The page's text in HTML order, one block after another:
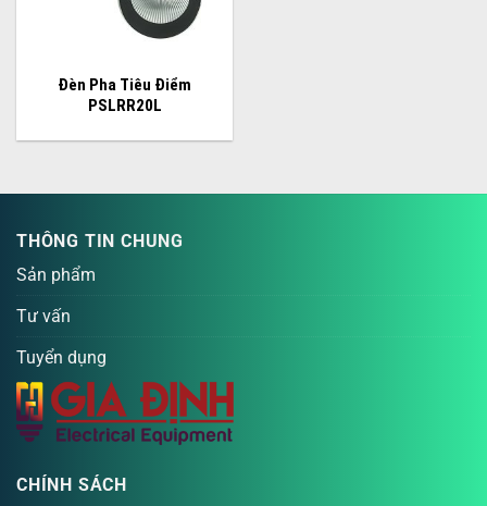
Đèn Pha Tiêu Điểm
PSLRR20L
THÔNG TIN CHUNG
Sản phẩm
Tư vấn
Tuyển dụng
CHÍNH SÁCH